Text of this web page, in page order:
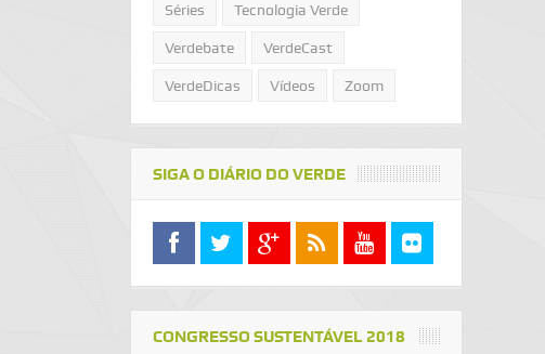
Séries Tecnologia Verde
Verdebate VerdeCast
VerdeDicas Vídeos Zoom
SIGA O DIÁRIO DO VERDE
CONGRESSO SUSTENTÁVEL 2018